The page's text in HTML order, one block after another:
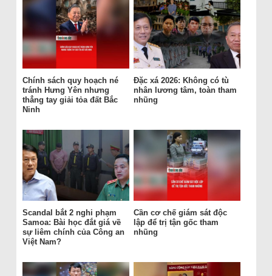
Chính sách quy hoạch né
tránh Hưng Yên nhưng
thẳng tay giải tỏa đất Bắc
Ninh
Đặc xá 2026: Không có tù
nhân lương tâm, toàn tham
nhũng
Scandal bắt 2 nghi phạm
Samoa: Bài học đắt giá về
sự liêm chính của Công an
Việt Nam?
Cần cơ chế giám sát độc
lập để trị tận gốc tham
nhũng